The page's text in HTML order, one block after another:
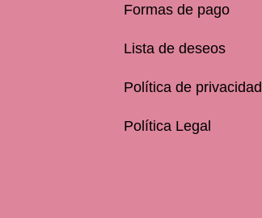
Formas de pago
Lista de deseos
Política de privacidad
Política Legal